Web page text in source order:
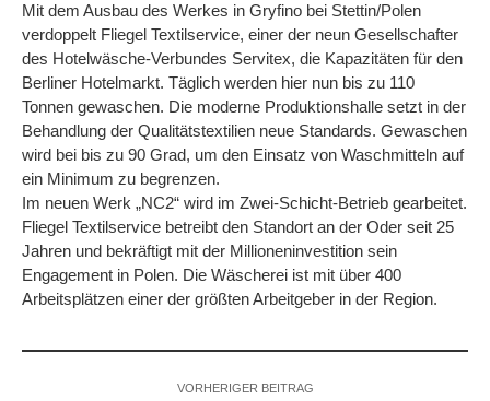
Mit dem Ausbau des Werkes in Gryfino bei Stettin/Polen
verdoppelt Fliegel Textilservice, einer der neun Gesellschafter
des Hotelwäsche-Verbundes Servitex, die Kapazitäten für den
Berliner Hotelmarkt. Täglich werden hier nun bis zu 110
Tonnen gewaschen. Die moderne Produktionshalle setzt in der
Behandlung der Qualitätstextilien neue Standards. Gewaschen
wird bei bis zu 90 Grad, um den Einsatz von Waschmitteln auf
ein Minimum zu begrenzen.
Im neuen Werk „NC2“ wird im Zwei-Schicht-Betrieb gearbeitet.
Fliegel Textilservice betreibt den Standort an der Oder seit 25
Jahren und bekräftigt mit der Millioneninvestition sein
Engagement in Polen. Die Wäscherei ist mit über 400
Arbeitsplätzen einer der größten Arbeitgeber in der Region.
VORHERIGER BEITRAG